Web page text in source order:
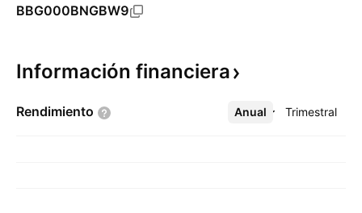
BBG000BNGBW9
Información financiera
Rendimiento Anual Trimestral
Más